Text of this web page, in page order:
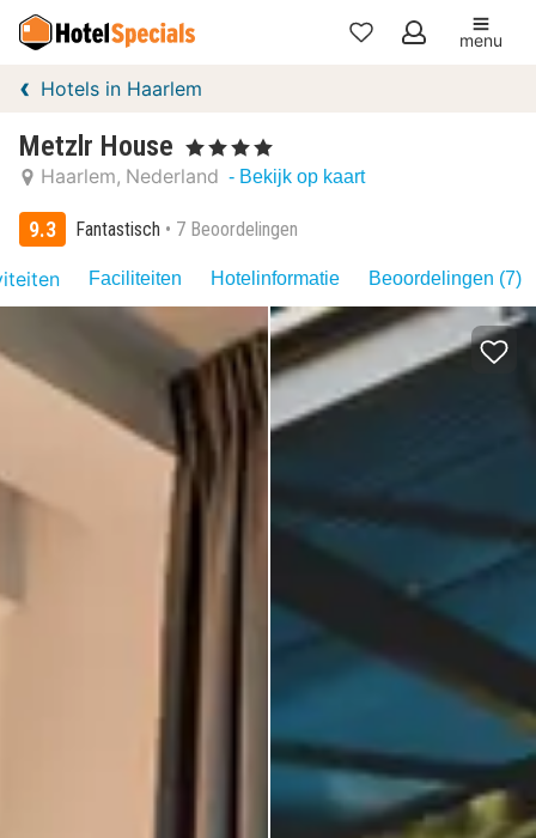
Mijn
menu
Hotels in Haarlem
Metzlr House , 4 Sterren
Haarlem Nederland - Bekijk op kaart
9.3 Fantastisch 7 Beoordelingen
Faciliteiten Hotelinformatie Beoordelingen (7)